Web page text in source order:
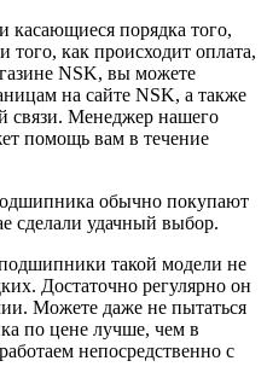
касающиеся порядка того,
того, как происходит оплата,
NSK, вы можете
на сайте NSK, а также
связи. Менеджер нашего
помощь вам в течение
обычно покупают
сделали удачный выбор.
такой модели не
Достаточно регулярно он
Можете даже не пытаться
по цене лучше, чем в
непосредственно с